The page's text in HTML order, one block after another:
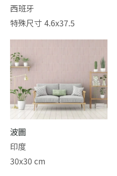
西班牙
特殊尺寸 4.6x37.5
波圖
印度
30x30 cm